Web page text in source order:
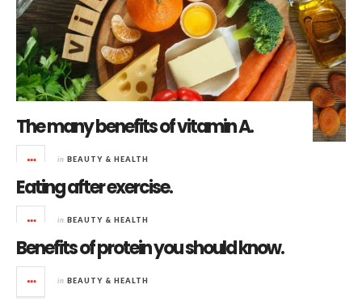
The many benefits of vitamin A.
in BEAUTY & HEALTH
Eating after exercise.
in BEAUTY & HEALTH
Benefits of protein you should know.
in BEAUTY & HEALTH